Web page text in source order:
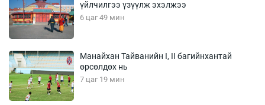
үйлчилгээ үзүүлж эхэлжээ
6 цаг 49 мин
Манайхан Тайванийн I, II багийнхантай
өрсөлдөх нь
7 цаг 19 мин